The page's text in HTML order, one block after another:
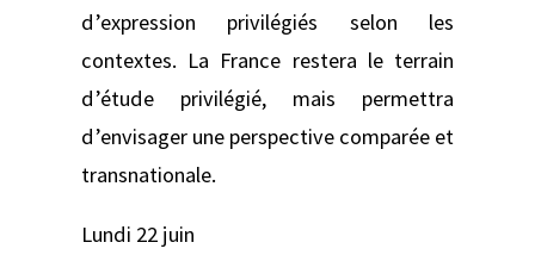
d’expression privilégiés selon les
contextes. La France restera le terrain
d’étude privilégié, mais permettra
d’envisager une perspective comparée et
transnationale.
Lundi 22 juin